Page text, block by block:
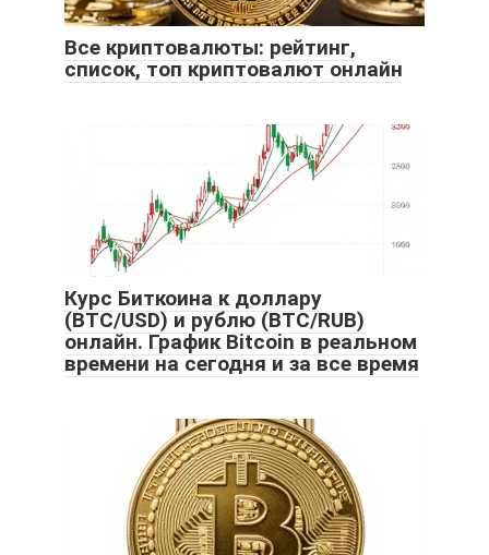
Все криптовалюты: рейтинг,
список, топ криптовалют онлайн
Курс Биткоина к доллару
(BTC/USD) и рублю (BTC/RUB)
онлайн. График Bitcoin в реальном
времени на сегодня и за все время